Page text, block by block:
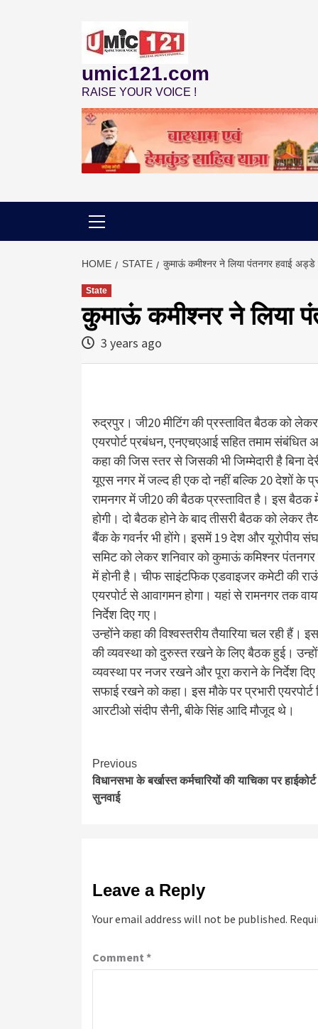
umic121.com
RAISE YOUR VOICE !
HOME STATE कुमाऊं कमीश्नर ने लिया पंतनगर हवाई अड्डे
State
कुमाऊं कमीश्नर ने लिया
3 years ago
रुद्रपुर। जी20 मीटिंग की प्रस्तावित बैठक को
एयरपोर्ट प्रबंधन, एनएचएआई सहित तमाम संबंधित
कहा की जिस स्तर से जिसकी भी जिम्मेदारी है बिना
यूएस नगर में जल्द ही एक दो नहीं बल्कि 20 देशों के
रामनगर में जी20 की बैठक प्रस्तावित है। इस बैठक
होगी। दो बैठक होने के बाद तीसरी बैठक को लेकर
बैंक के गवर्नर भी होंगे। इसमें 19 देश और यूरोपीय
समिट को लेकर शनिवार को कुमाऊं कमिश्नर पंतनगर
में होनी है। चीफ साइंटफिक एडवाइजर कमेटी की
एयरपोर्ट से आवागमन होगा। यहां से रामनगर तक
निर्देश दिए गए।
उन्होंने कहा की विश्वस्तरीय तैयारिया चल रही हैं।
की व्यवस्था को दुरुस्त रखने के लिए बैठक हुई।
व्यवस्था पर नजर रखने और पूरा कराने के निर्देश
सफाई रखने को कहा। इस मौके पर प्रभारी
आरटीओ संदीप सैनी, बीके सिंह आदि मौजूद थे।
Continue
Reading
Previous
विधानसभा के बर्खास्त कर्मचारियों की याचिका पर
सुनवाई
Leave a Reply
Your email address will not be published.
Comment *